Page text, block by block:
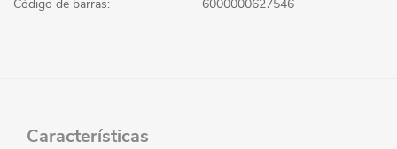
Código de barras: 6000000627546
Características